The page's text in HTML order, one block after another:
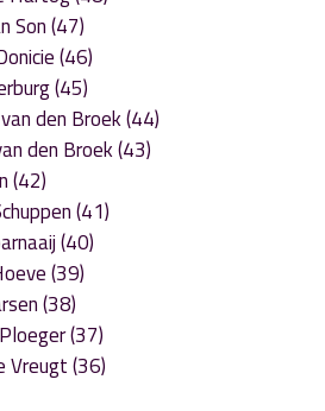
Son (47)
(46)
(45)
den Broek (44)
den Broek (43)
(42)
(41)
(40)
(39)
(38)
(37)
Vreugt (36)